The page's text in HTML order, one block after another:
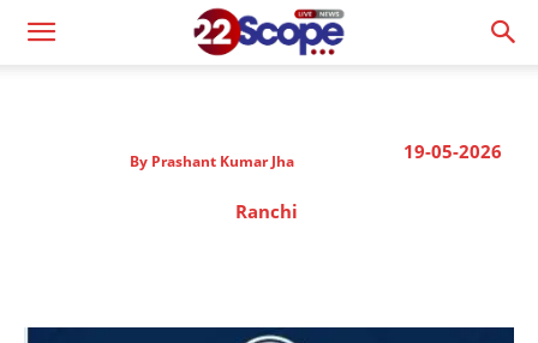
19-05-2026
By Prashant Kumar Jha
Ranchi